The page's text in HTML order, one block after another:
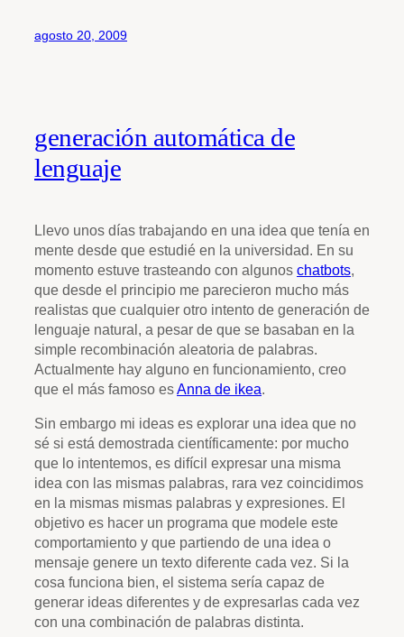
agosto 20, 2009
generación automática de
lenguaje
Llevo unos días trabajando en una idea que tenía en
mente desde que estudié en la universidad. En su
momento estuve trasteando con algunos chatbots
que desde el principio me parecieron mucho más
realistas que cualquier otro intento de generación de
lenguaje natural, a pesar de que se basaban en la
simple recombinación aleatoria de palabras.
Actualmente hay alguno en funcionamiento, creo
que el más famoso es Anna de ikea
Sin embargo mi ideas es explorar una idea que no
sé si está demostrada científicamente: por mucho
que lo intentemos, es difícil expresar una misma
idea con las mismas palabras, rara vez coincidimos
en la mismas mismas palabras y expresiones. El
objetivo es hacer un programa que modele este
comportamiento y que partiendo de una idea o
mensaje genere un texto diferente cada vez. Si la
cosa funciona bien, el sistema sería capaz de
generar ideas diferentes y de expresarlas cada vez
con una combinación de palabras distinta.